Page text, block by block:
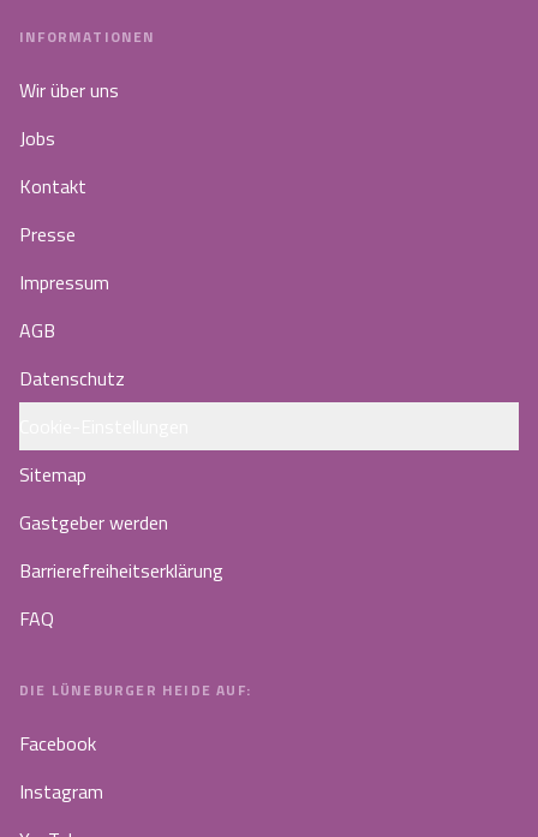
INFORMATIONEN
Wir über uns
Jobs
Kontakt
Presse
Impressum
AGB
Datenschutz
Sitemap
Gastgeber werden
Barrierefreiheitserklärung
FAQ
DIE LÜNEBURGER HEIDE AUF:
Facebook
Instagram